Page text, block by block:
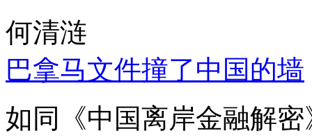
何清涟
巴拿马文件撞了中国的墙
如同《中国离岸金融解